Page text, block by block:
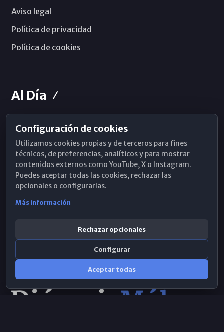
Aviso legal
Política de privacidad
Política de cookies
Al Día
Horarios de Misa
Hemeroteca
WhatsApp
Configuración de cookies
Utilizamos cookies propias y de terceros para fines
técnicos, de preferencias, analíticos y para mostrar
contenidos externos como YouTube, X o Instagram.
Puedes aceptar todas las cookies, rechazar las
opcionales o configurarlas.
Más información
Rechazar opcionales
Configurar
Aceptar todas